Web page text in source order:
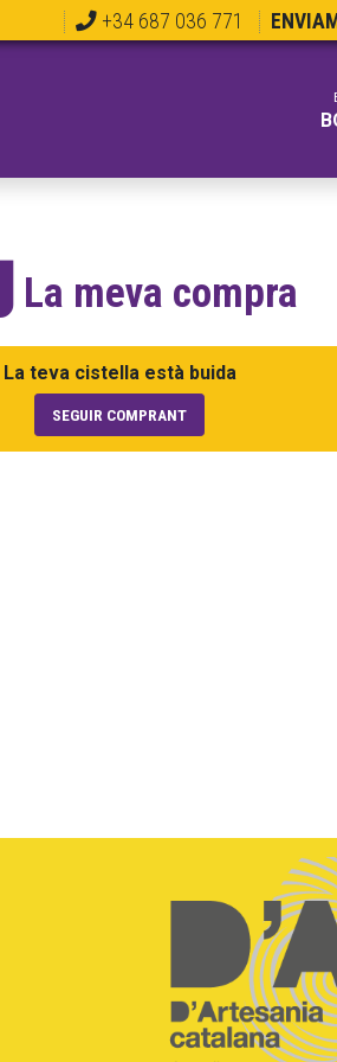
+34 687 036 771
La meva compra
La teva cistella està buida
SEGUIR COMPRANT